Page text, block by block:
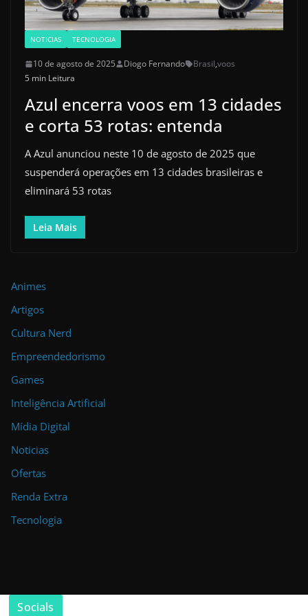
NOTICIAS TECNOLOGIA
10 de agosto de 2025 Diogo Fernando Brasil,voos
5 min Leitura
Azul encerra voos em 13 cidades
e corta 53 rotas: entenda
A Azul anunciou neste 10 de agosto de 2025 que
suspenderá operações em 13 cidades brasileiras e
eliminará 53 rotas
Leia Mais
Animes
Artigos
Cultura Nerd
Empreendedorismo
Games
Inteligência Artificial
Mídia Digital
Noticias
Ofertas
Renda Extra
Tecnologia
Socials